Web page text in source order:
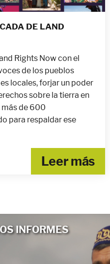
DE LAND
Rights Now con el
de los pueblos
locales, forjar un poder
sobre la tierra en
más de 600
para respaldar ese
Leer más
INFORMES